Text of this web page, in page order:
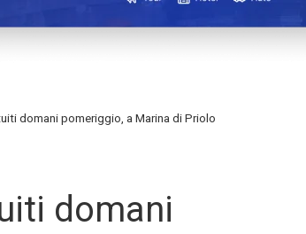
domani pomeriggio, a Marina di Priolo
domani